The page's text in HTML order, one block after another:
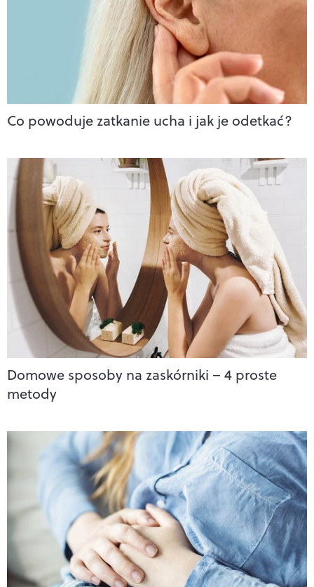
Co powoduje zatkanie ucha i jak je odetkać?
Domowe sposoby na zaskórniki – 4 proste
metody